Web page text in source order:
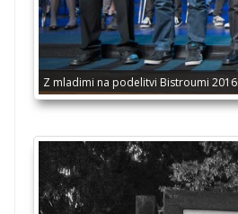
Z mladimi na podelitvi Bistroumi 2016